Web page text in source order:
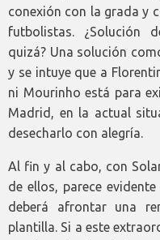
conexión con la grada y
futbolistas. ¿Solución
quizá? Una solución
y se intuye que a
ni Mourinho está para
Madrid, en la actual
desecharlo con alegría.
Al fin y al cabo, con
de ellos, parece
deberá afrontar una
plantilla. Si a este